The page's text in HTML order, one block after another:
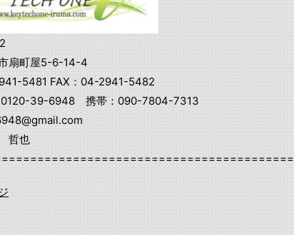
扇町屋5-6-14-4
5481 FAX：04-2941-5482
0120-39-6948 携帯：090-7804-7313
哲也